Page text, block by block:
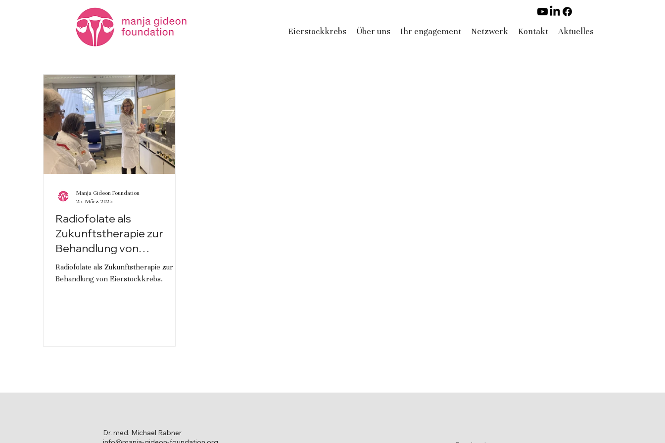
Eierstockkrebs Über uns Ihr engagement Netzwerk Kontakt Aktuelles
Radiofolate als
Zukunftstherapie zur
Behandlung von
Eierstockkrebs
Radiofolate als Zukunftstherapie zur
Behandlung von Eierstockkrebs.
Manja Gideon Foundation
25. März 2025
Dr. med. Michael Rabner